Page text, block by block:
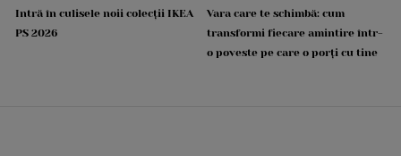
Intră în culisele noii colecții IKEA
PS 2026
Vara care te schimbă: cum
transformi fiecare amintire într-
o poveste pe care o porți cu tine